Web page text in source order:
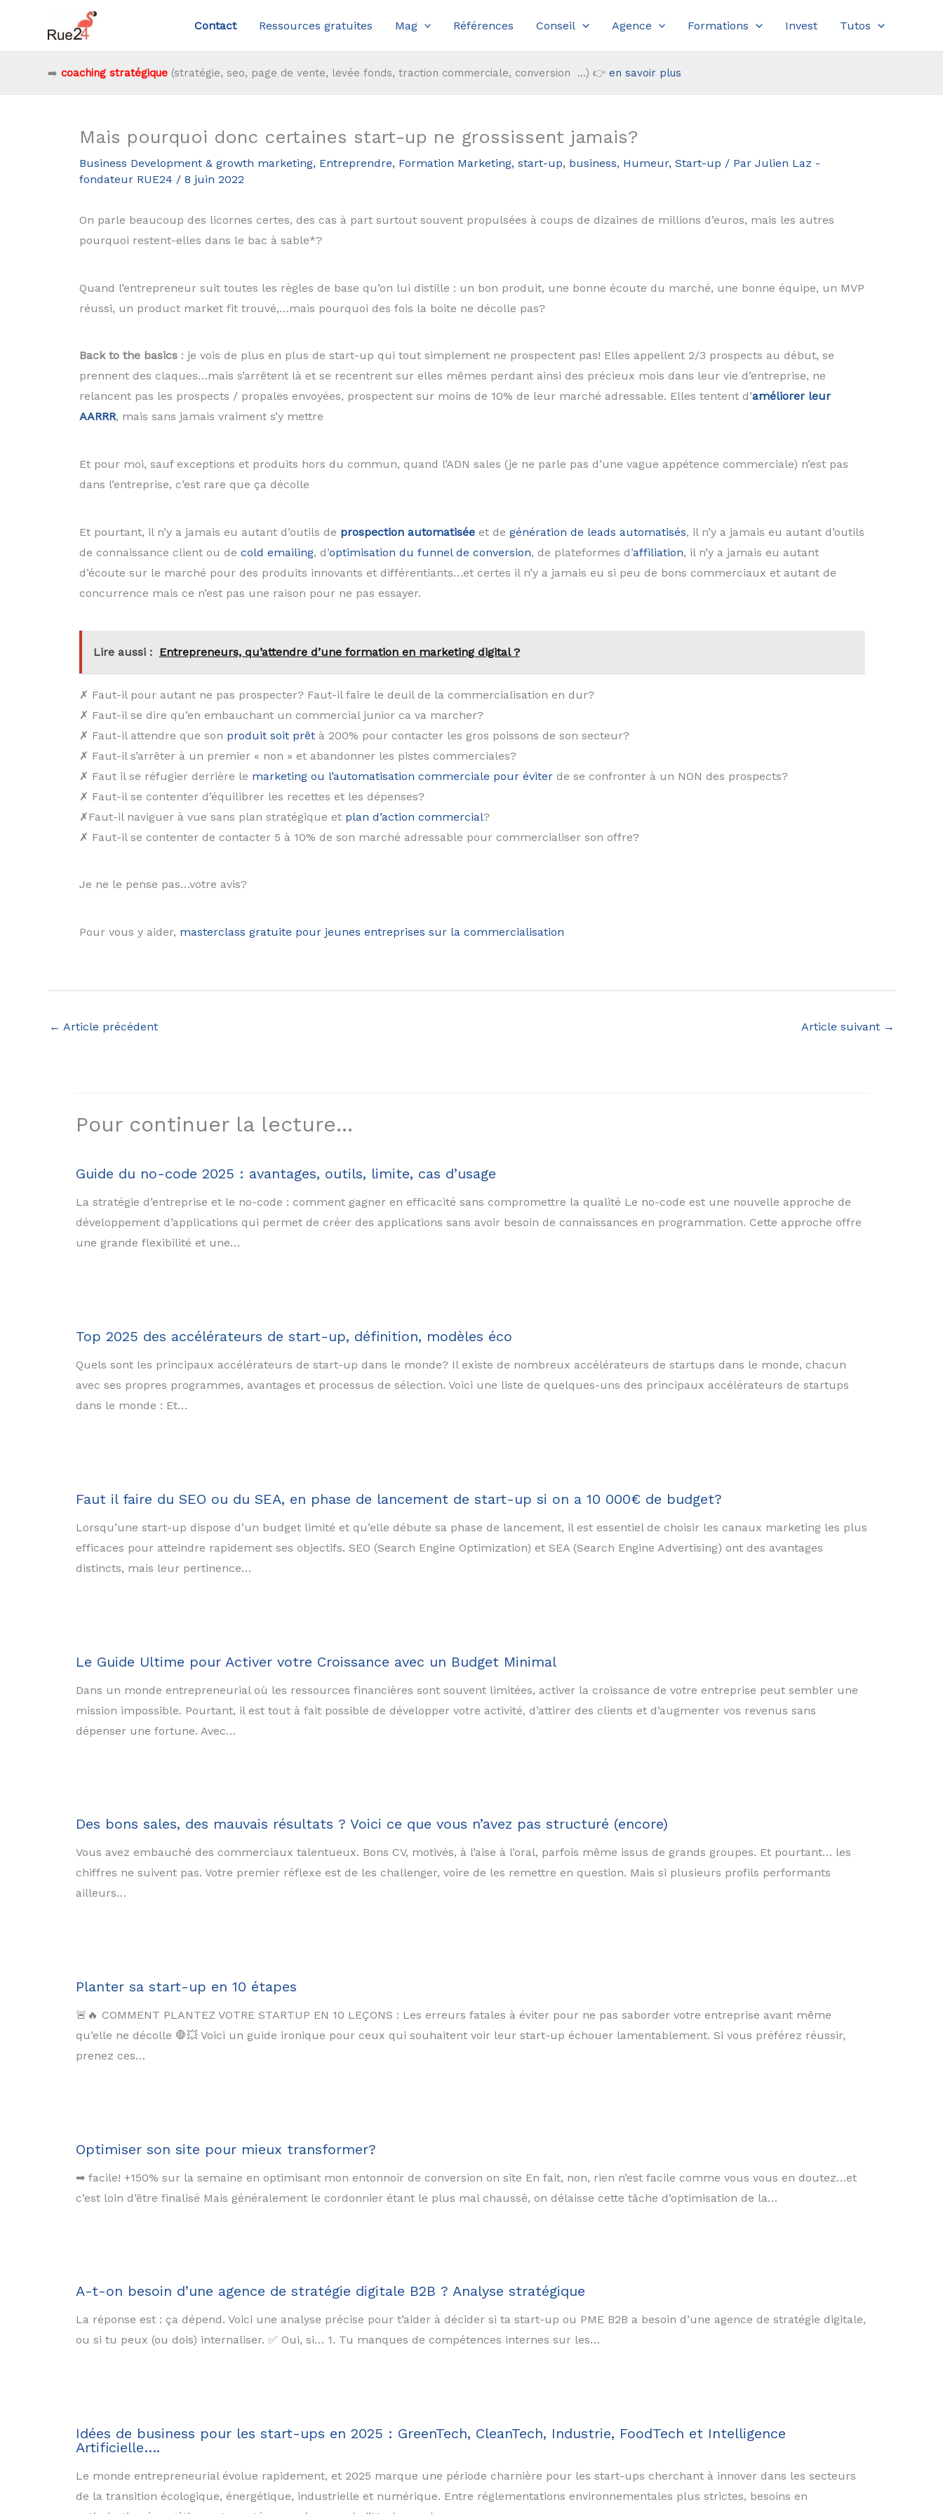
contenu
Contact Ressources gratuites Mag Références Conseil Agence Formations Invest Tutos
➡️ coaching stratégique(stratégie, seo, page de vente, levée fonds, traction commerciale, conversion ...) 👉 en savoir plus
Mais pourquoi donc certaines start-up ne grossissent jamais?
Business Development & growth marketing, Entreprendre, Formation Marketing, start-up, business, Humeur, Start-up / Par Julien Laz -
fondateur RUE24 / 8 juin 2022
On parle beaucoup des licornes certes, des cas à part surtout souvent propulsées à coups de dizaines de millions d’euros, mais les autres
pourquoi restent-elles dans le bac à sable*?
Quand l’entrepreneur suit toutes les règles de base qu’on lui distille : un bon produit, une bonne écoute du marché, une bonne équipe, un MVP
réussi, un product market fit trouvé,…mais pourquoi des fois la boite ne décolle pas?
Back to the basics: je vois de plus en plus de start-up qui tout simplement ne prospectent pas! Elles appellent 2/3 prospects au début, se
prennent des claques…mais s’arrêtent là et se recentrent sur elles mêmes perdant ainsi des précieux mois dans leur vie d’entreprise, ne
relancent pas les prospects / propales envoyées, prospectent sur moins de 10% de leur marché adressable. Elles tentent d’améliorer leur
AARRR, mais sans jamais vraiment s’y mettre
Et pour moi, sauf exceptions et produits hors du commun, quand l’ADN sales (je ne parle pas d’une vague appétence commerciale) n’est pas
dans l’entreprise, c’est rare que ça décolle
Et pourtant, il n’y a jamais eu autant d’outils de prospection automatiséeet de génération de leads automatisés, il n’y a jamais eu autant d’outils
de connaissance client ou de cold emailing, d’optimisation du funnel de conversion, de plateformes d’affiliation, il n’y a jamais eu autant
d’écoute sur le marché pour des produits innovants et différentiants…et certes il n’y a jamais eu si peu de bons commerciaux et autant de
concurrence mais ce n’est pas une raison pour ne pas essayer.
Lire aussi : Entrepreneurs, qu’attendre d’une formation en marketing digital ?
✗ Faut-il pour autant ne pas prospecter? Faut-il faire le deuil de la commercialisation en dur?
✗ Faut-il se dire qu’en embauchant un commercial junior ca va marcher?
✗ Faut-il attendre que son produit soit prêtà 200% pour contacter les gros poissons de son secteur?
✗ Faut-il s’arrêter à un premier « non » et abandonner les pistes commerciales?
✗ Faut il se réfugier derrière le marketing ou l’automatisation commerciale pour éviterde se confronter à un NON des prospects?
✗ Faut-il se contenter d’équilibrer les recettes et les dépenses?
✗Faut-il naviguer à vue sans plan stratégique et plan d’action commercial?
✗ Faut-il se contenter de contacter 5 à 10% de son marché adressable pour commercialiser son offre?
Je ne le pense pas…votre avis?
Pour vous y aider, masterclass gratuite pour jeunes entreprises sur la commercialisation
← Article précédent Article suivant →
Pour continuer la lecture...
Guide du no-code 2025 : avantages, outils, limite, cas d’usage
La stratégie d’entreprise et le no-code : comment gagner en efficacité sans compromettre la qualité Le no-code est une nouvelle approche de
développement d’applications qui permet de créer des applications sans avoir besoin de connaissances en programmation. Cette approche offre
une grande flexibilité et une…
Top 2025 des accélérateurs de start-up, définition, modèles éco
Quels sont les principaux accélérateurs de start-up dans le monde? Il existe de nombreux accélérateurs de startups dans le monde, chacun
avec ses propres programmes, avantages et processus de sélection. Voici une liste de quelques-uns des principaux accélérateurs de startups
dans le monde : Et…
Faut il faire du SEO ou du SEA, en phase de lancement de start-up si on a 10 000€ de budget?
Lorsqu’une start-up dispose d’un budget limité et qu’elle débute sa phase de lancement, il est essentiel de choisir les canaux marketing les plus
efficaces pour atteindre rapidement ses objectifs. SEO (Search Engine Optimization) et SEA (Search Engine Advertising) ont des avantages
distincts, mais leur pertinence…
Le Guide Ultime pour Activer votre Croissance avec un Budget Minimal
Dans un monde entrepreneurial où les ressources financières sont souvent limitées, activer la croissance de votre entreprise peut sembler une
mission impossible. Pourtant, il est tout à fait possible de développer votre activité, d’attirer des clients et d’augmenter vos revenus sans
dépenser une fortune. Avec…
Des bons sales, des mauvais résultats ? Voici ce que vous n’avez pas structuré (encore)
Vous avez embauché des commerciaux talentueux. Bons CV, motivés, à l’aise à l’oral, parfois même issus de grands groupes. Et pourtant… les
chiffres ne suivent pas. Votre premier réflexe est de les challenger, voire de les remettre en question. Mais si plusieurs profils performants
ailleurs…
Planter sa start-up en 10 étapes
🚨🔥 COMMENT PLANTEZ VOTRE STARTUP EN 10 LEÇONS : Les erreurs fatales à éviter pour ne pas saborder votre entreprise avant même
qu’elle ne décolle 🛑💥 Voici un guide ironique pour ceux qui souhaitent voir leur start-up échouer lamentablement. Si vous préférez réussir,
prenez ces…
Optimiser son site pour mieux transformer?
➡ facile! +150% sur la semaine en optimisant mon entonnoir de conversion on site En fait, non, rien n’est facile comme vous vous en doutez…et
c’est loin d’être finalisé Mais généralement le cordonnier étant le plus mal chaussé, on délaisse cette tâche d’optimisation de la…
A-t-on besoin d’une agence de stratégie digitale B2B ? Analyse stratégique
La réponse est : ça dépend. Voici une analyse précise pour t’aider à décider si ta start-up ou PME B2B a besoin d’une agence de stratégie digitale,
ou si tu peux (ou dois) internaliser. ✅ Oui, si… 1. Tu manques de compétences internes sur les…
Idées de business pour les start-ups en 2025 : GreenTech, CleanTech, Industrie, FoodTech et Intelligence
Artificielle….
Le monde entrepreneurial évolue rapidement, et 2025 marque une période charnière pour les start-ups cherchant à innover dans les secteurs
de la transition écologique, énergétique, industrielle et numérique. Entre réglementations environnementales plus strictes, besoins en